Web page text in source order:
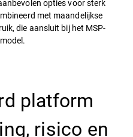
opties voor sterk
met maandelijkse
die aansluit bij het MSP-
platform
risico en